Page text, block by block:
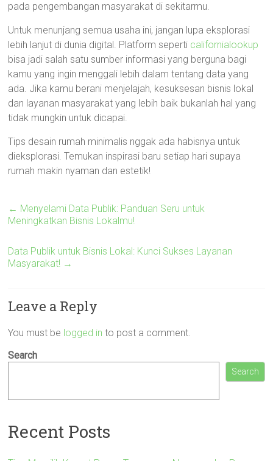
pada pengembangan masyarakat di sekitarmu.
Untuk menunjang semua usaha ini, jangan lupa eksplorasi
lebih lanjut di dunia digital. Platform seperti californialookup
bisa jadi salah satu sumber informasi yang berguna bagi
kamu yang ingin menggali lebih dalam tentang data yang
ada. Jika kamu berani menjelajah, kesuksesan bisnis lokal
dan layanan masyarakat yang lebih baik bukanlah hal yang
tidak mungkin untuk dicapai.
Tips desain rumah minimalis nggak ada habisnya untuk
dieksplorasi. Temukan inspirasi baru setiap hari supaya
rumah makin nyaman dan estetik!
← Menyelami Data Publik: Panduan Seru untuk
Meningkatkan Bisnis Lokalmu!
Data Publik untuk Bisnis Lokal: Kunci Sukses Layanan
Masyarakat! →
Leave a Reply
You must be logged in to post a comment.
Search
Search
Recent Posts